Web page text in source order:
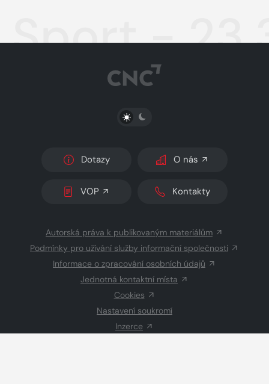
Sport -
PŘEPNOUT SVĚTLÝ/TMAVÝ REŽIM
Dotazy O nás
VOP Kontakty
Autorská práva k publikovaným materiálům
Podmínky pro užívání služby informační společnosti
Informace o zpracování osobních údajů
Jednotná kontaktní místa
Cookies
Nastavení soukromí
Inzerce